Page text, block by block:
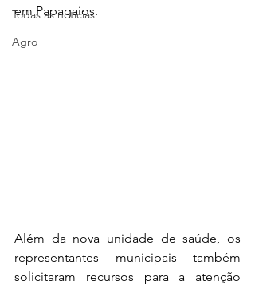
Todas as notícias
Agro
em Papagaios.
Além da nova unidade de saúde, os
representantes municipais também
solicitaram recursos para a atenção